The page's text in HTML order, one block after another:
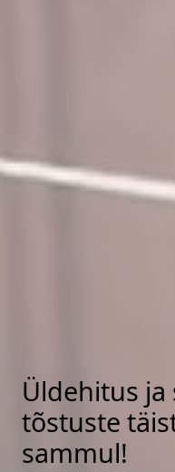
Üldehitus ja
tõstuste
sammul!